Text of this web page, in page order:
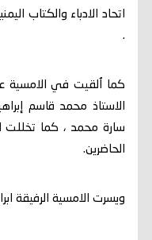
اتحاد الادباء والكتاب
.
كما اُلقيت في الامسية
الاستاذ محمد قاسم
سارة محمد ، كما تخللت
الحاضرين.
ويسرت الامسية الرفيقة